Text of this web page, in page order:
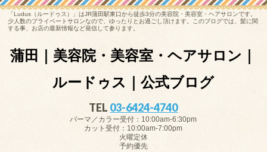
「Ludus（ルードゥス）」はJR蒲田駅東口から徒歩3分の美容院・美容室・ヘアサロンです。
少人数のプライベートサロンなので、ゆったりとお過ごし頂けます。このブログでは、髪に関
する事、お店の最新情報など発信して参ります。
蒲田｜美容院・美容室・ヘアサロン｜
ルードゥス｜公式ブログ
TEL 03-6424-4740
パーマ／カラー受付：10:00am-6:30pm
カット受付：10:00am-7:00pm
火曜定休
予約優先